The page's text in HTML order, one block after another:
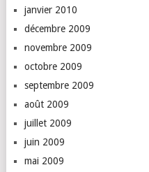
janvier 2010
décembre 2009
novembre 2009
octobre 2009
septembre 2009
août 2009
juillet 2009
juin 2009
mai 2009